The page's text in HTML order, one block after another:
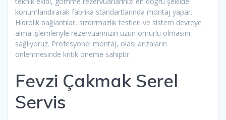
konumlandırarak fabrika standartlarında montaj yapar.
Hidrolik bağlantılar, sızdırmazlık testleri ve sistem devreye
alma işlemleriyle rezervuarınızın uzun ömürlü olmasını
sağlıyoruz. Profesyonel montaj, olası arızaların
önlenmesinde kritik öneme sahiptir.
Fevzi Çakmak Serel
Servis